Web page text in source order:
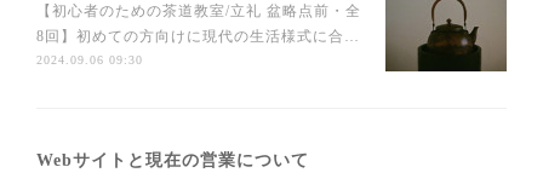
【初心者のための茶道教室/立礼 盆略点前・全
8回】初めての方向けに現代の生活様式に合…
2024.09.06 09:30
Webサイトと現在の営業について